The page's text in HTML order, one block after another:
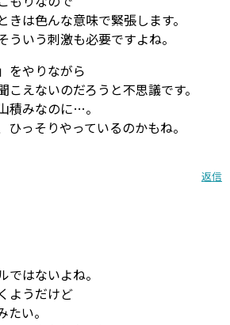
きは色んな意味で緊張します。
ういう刺激も必要ですよね。
をやりながら
こえないのだろうと不思議です。
積みなのに…。
ひっそりやっているのかもね。
返信
はないよね。
ようだけど
い。